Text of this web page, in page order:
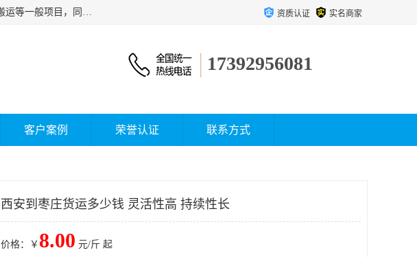
西安福鸿祥物流有限公司成立于2021年，位于陕西省西安市灞桥区，公司主要从事国内货物运输代理、装卸搬运等一般项目，同时具备道路货物运输（不含危险货物）的许可资质。凭借专业的物流服务和*的运输能力，公司致力于为客户提供安全、可靠的物流解决方案，满足多样化的运输需求，助力企业*运营。 资质认证 实名商家
17392956081
客户案例 荣誉认证 联系方式
西安到枣庄货运多少钱 灵活性高 持续性长
价格：￥ 8.00 元/斤 起